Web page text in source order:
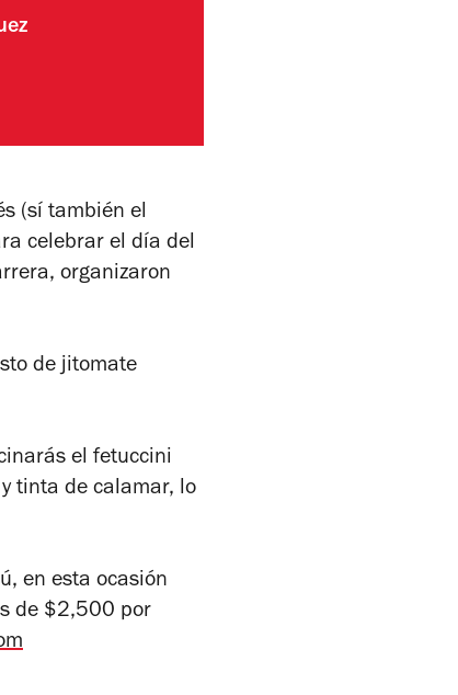
(sí también el
celebrar el día del
organizaron
de jitomate
el fetuccini
tinta de calamar, lo
en esta ocasión
de $2,500 por